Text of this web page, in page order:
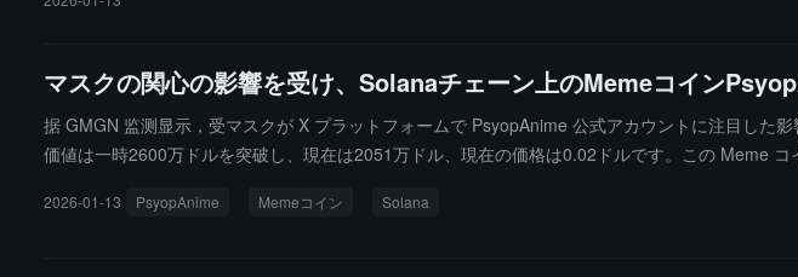
マスクの関心の影響を受け、Solanaチェーン上のMemeコイン
据 GMGN 监测显示，受マスクが X プラットフォームで PsyopAnime 公式アカウントに注目し
価値は一時2600万ドルを突破し、現在は2051万ドル、現在の価格は0.02ドルです。この Meme
ザーに対し、Meme コインの取引は非常に変動が大きく、市場の感情やコンセプトの炒作に依存
2026-01-13 PsyopAnime Memeコイン Solana